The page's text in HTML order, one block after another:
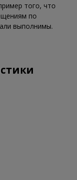
того, что
по
выполнимы.